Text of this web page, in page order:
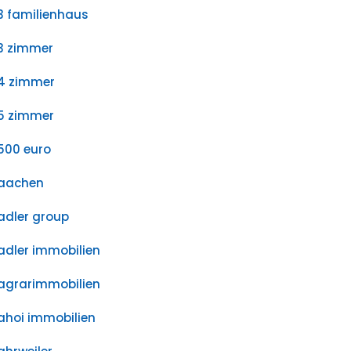
familienhaus
zimmer
zimmer
zimmer
euro
group
immobilien
immobilien